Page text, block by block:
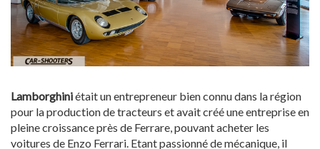
Lamborghiniétait un entrepreneur bien connu dans la région
pour la production de tracteurs et avait créé une entreprise en
pleine croissance près de Ferrare, pouvant acheter les
voitures de Enzo Ferrari. Etant passionné de mécanique, il